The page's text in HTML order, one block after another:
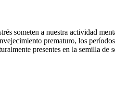
someten a nuestra actividad
prematuro, los
presentes en la semilla de